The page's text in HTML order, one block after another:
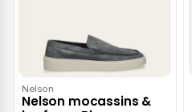
Nelson
Nelson mocassins &